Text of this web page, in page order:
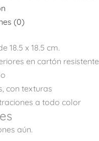
(0)
18.5 x 18.5 cm.
en cartón resistente
con texturas
a todo color
aún.